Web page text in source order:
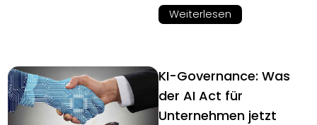
Weiterlesen
KI-Governance: Was
der AI Act für
Unternehmen jetzt